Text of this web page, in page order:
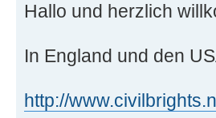
Hallo und herzlich
In England und den
http://